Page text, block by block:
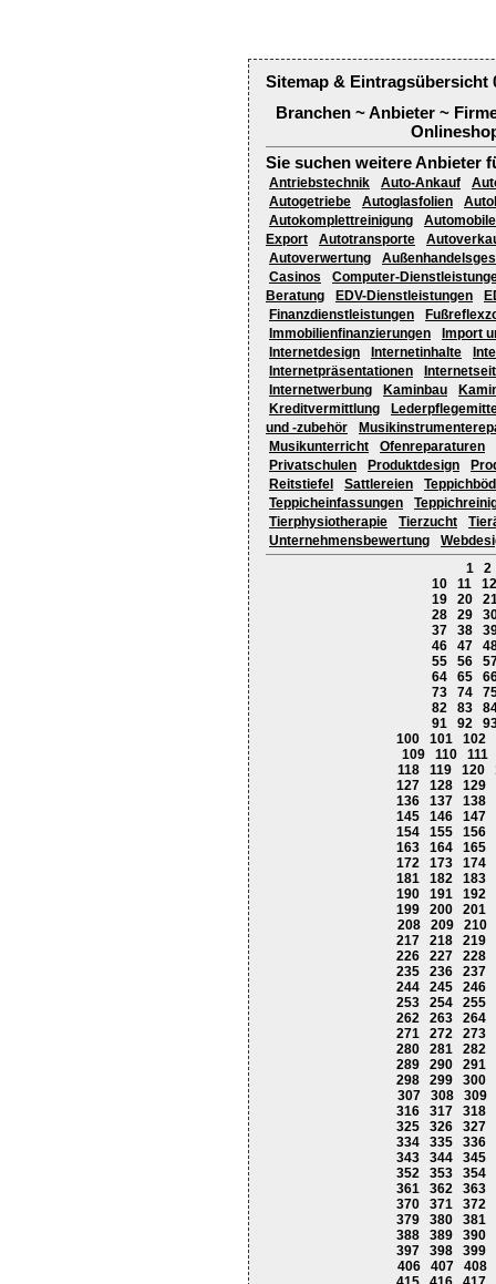
Sitemap & Eintragsübersicht
Branchen ~ Anbieter ~
Sie suchen weitere Anbieter
Antriebstechnik Auto-Ankauf
Autogetriebe
Autoglasfolien
Autokomplettreinigung
Automobile
Export
Autotransporte
Autoverwertung
Casinos
Computer-
Beratung
EDV-Dienstleistungen
Finanzdienstleistungen
Immobilienfinanzierungen
Import
Internetdesign
Internetinhalte
Internetpräsentationen
Internetwerbung
Kaminbau
Kreditvermittlung
und -zubehör
Musikunterricht
Ofenreparaturen
Privatschulen
Produktdesign
Reitstiefel
Sattlereien
Teppicheinfassungen
Tierphysiotherapie
Tierzucht
Unternehmensbewertung
1
2
10
11
12
19
20
28
29
37
38
46
47
55
56
64
65
73
74
82
83
91
92
100
101
102
109
110
111
118
119 120
127
128
129
136
137
138
145
146
147
154
155
156
163
164
165
172
173
174
181
182
183
190
191
192
199
200
201
208
209
210
217
218
219
226
227
228
235
236
237
244
245
246
253
254
255
262
263
264
271
272
273
280
281
282
289
290
291
298
299
300
307
308
309
316
317
318
325
326
327
334
335
336
343
344
345
352
353
354
361
362
363
370
371
372
379
380
381
388
389
390
397
398
399
406
407
408